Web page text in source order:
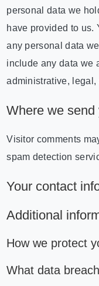
personal data we
have provided to us.
any personal data
include any data we
administrative, legal,
Where we send
Visitor comments
spam detection
Your contact
Additional
How we protect
What data